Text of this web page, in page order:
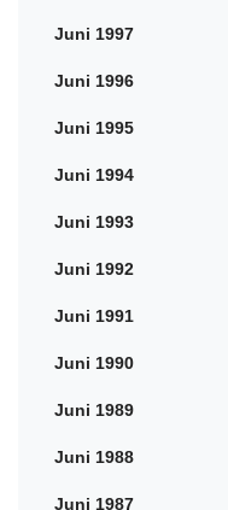
Juni 1997
Juni 1996
Juni 1995
Juni 1994
Juni 1993
Juni 1992
Juni 1991
Juni 1990
Juni 1989
Juni 1988
Juni 1987